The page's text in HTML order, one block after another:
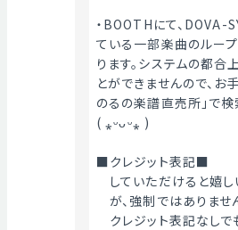
・BOOTHにて、DOVA-
ている一部楽曲のルー
ります。システムの都
とができませんので、
のるの楽譜直売所」で
( ⁎ᵕᴗᵕ⁎ )
■クレジット表記■
していただけると嬉
が、強制ではありま
クレジット表記なしで